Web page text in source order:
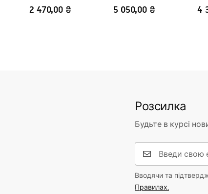
2 470,00 ₴ 5 050,00 ₴ 4
Розсилка
Будьте в курсі
Вводячи та
Правилах.